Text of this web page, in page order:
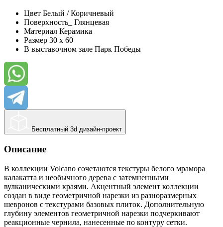
Цвет Белый / Коричневый
Поверхность_
Глянцевая
Материал Керамика
Размер 30 x 60
В выставочном зале Парк Победы
Бесплатный 3d дизайн-проект
Описание
В коллекции Volcano сочетаются текстуры белого мрамора
калакатта и необычного дерева с затемненными
вулканическими краями. Акцентный элемент коллекции
создан в виде геометричной нарезки из разноразмерных
шевронов с текстурами базовых плиток. Дополнительную
глубину элементов геометричной нарезки подчеркивают
реакционные чернила, нанесенные по контуру сетки.